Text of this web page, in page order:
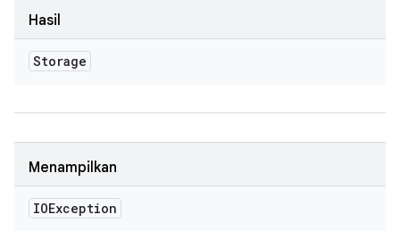
Hasil
Storage
Menampilkan
IOException